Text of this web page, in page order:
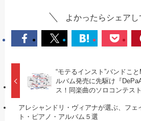
よかったらシェアし
“モテるインスト”バンドこ
ルバム発売に先駆け『
ス！同楽曲のソロコンテス
アレシャンドリ・ヴィアナが選ぶ、フェ
ト・ピアノ・アルバム５選